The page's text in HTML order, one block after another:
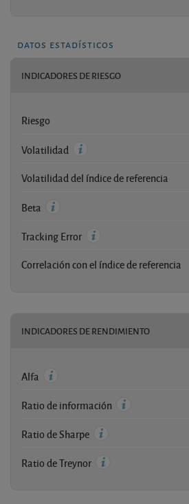
datos estadísticos
INDICADORES DE RIESGO
Riesgo
Volatilidad
Volatilidad del índice de referencia
Beta
Tracking Error
Correlación con el índice de referencia
INDICADORES DE RENDIMIENTO
Alfa
Ratio de información
Ratio de Sharpe
Ratio de Treynor